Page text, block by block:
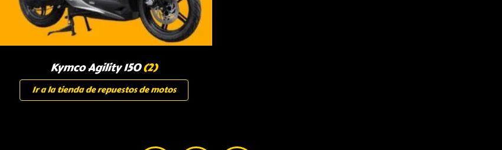
Kymco Agility 150(2)
Ir a la tienda de repuestos de motos